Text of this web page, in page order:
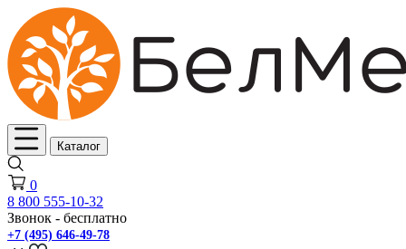
Каталог
0
8 800 555-10-32
Звонок - бесплатно
+7 (495) 646-49-78